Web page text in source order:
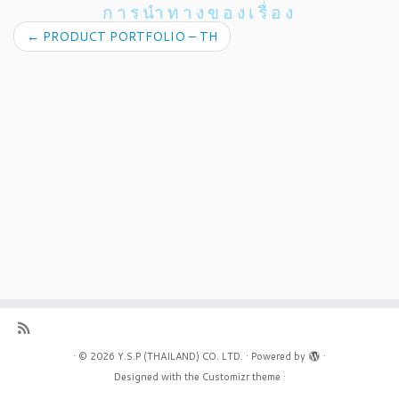
การนำทางของเรื่อง
← PRODUCT PORTFOLIO – TH
· © 2026 Y.S.P (THAILAND) CO. LTD. · Powered by
·
Designed with the Customizr theme ·